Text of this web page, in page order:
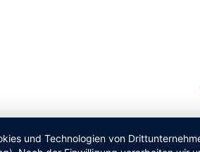
und Technologien von